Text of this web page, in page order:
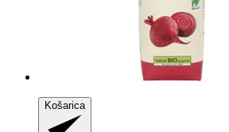
Košarica